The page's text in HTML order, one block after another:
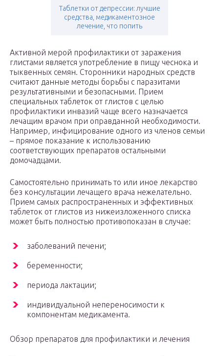
Таблетки от депрессии: лучшие
средства, медикаментозное
лечение, что попить
Активной мерой профилактики от заражения
глистами является употребление в пищу чеснока и
тыквенных семян. Сторонники народных средств
считают данные методы борьбы с паразитами
результативными и безопасными. Прием
специальных таблеток от глистов с целью
профилактики инвазий чаще всего назначается
лечащим врачом при оправданной необходимости.
Например, инфицирование одного из членов семьи
– прямое показание к использованию
соответствующих препаратов остальными
домочадцами.
Самостоятельно принимать то или иное лекарство
без консультации лечащего врача нежелательно.
Прием самых распространенных и эффективных
таблеток от глистов из нижеизложенного списка
может быть полностью противопоказан в случае:
заболеваний печени;
беременности;
периода лактации;
индивидуальной непереносимости к
компонентам медикамента.
Обзор препаратов для профилактики и лечения